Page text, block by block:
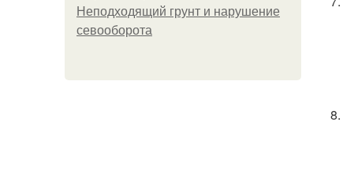
Неподходящий грунт и нарушение
севооборота